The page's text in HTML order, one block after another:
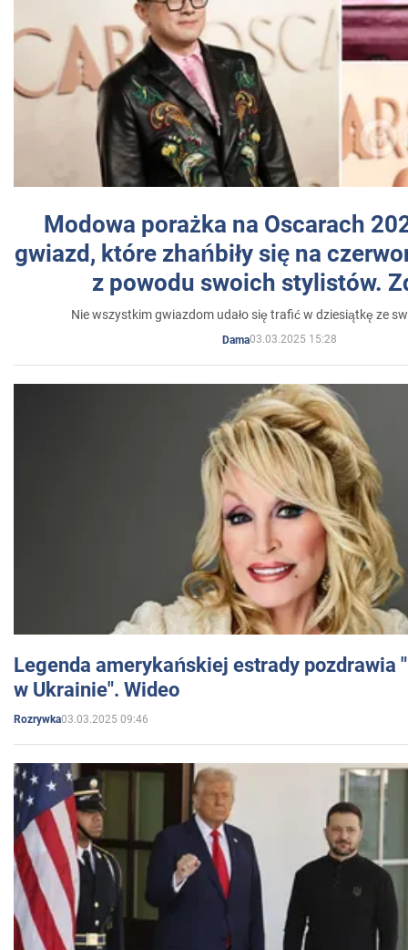
Modowa porażka na Oscarach
gwiazd, które zhańbiły się na
z powodu swoich stylistów.
Nie wszystkim gwiazdom udało się trafić w dziesiątkę ze
Dama03.03.2025 15:28
Legenda amerykańskiej estrady pozdrawia
w Ukrainie". Wideo
Rozrywka03.03.2025 09:46